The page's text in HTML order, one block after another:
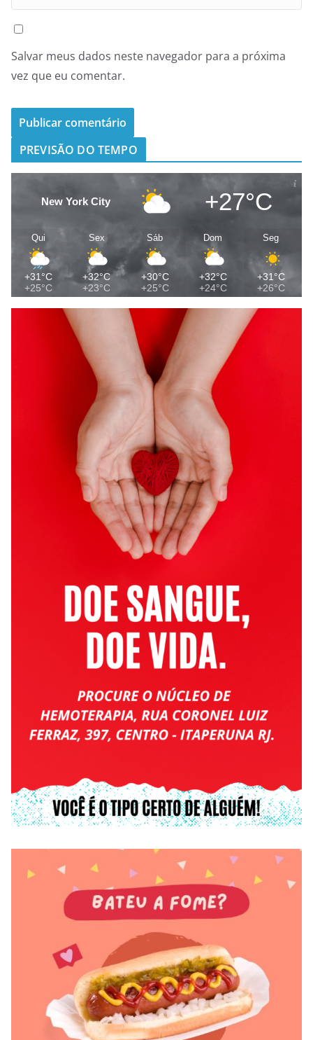
Salvar meus dados neste navegador para a próxima
vez que eu comentar.
PREVISÃO DO TEMPO
New York City +27°C
Qui
+31°C
+25°C
Sex
+32°C
+23°C
Sáb
+30°C
+25°C
Dom
+32°C
+24°C
Seg
+31°C
+26°C